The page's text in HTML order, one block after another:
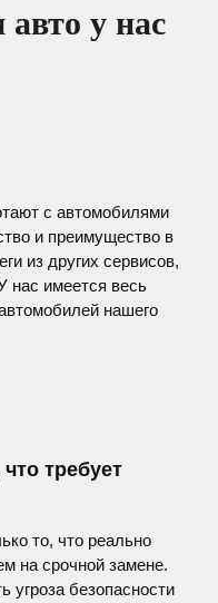
у нас
с автомобилями
и преимущество в
из других сервисов,
нас имеется весь
нашего
требует
то, что реально
на срочной замене.
угроза безопасности